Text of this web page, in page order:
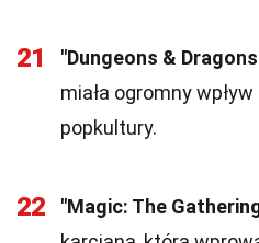
21 "Dungeons &
miała ogromny
popkultury.
22 "Magic: The